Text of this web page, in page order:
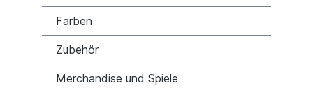
Farben
Zubehör
Merchandise und Spiele